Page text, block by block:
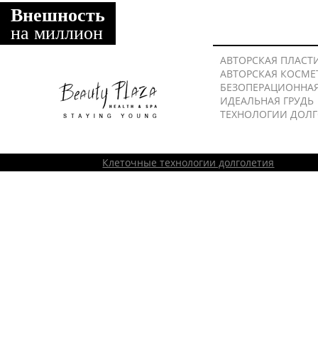
Внешность
на миллион
АВТОРСКАЯ
АВТОРСКАЯ
ИДЕАЛЬНАЯ ГРУДЬ
ТЕХНОЛОГИИ
Клеточные технологии долголетия